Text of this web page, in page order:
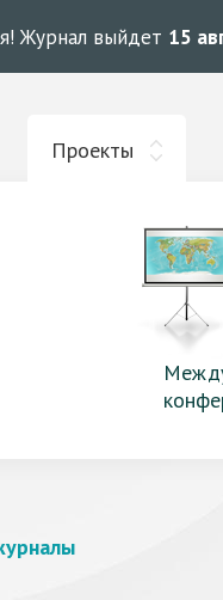
Журнал выйдет 15
Проекты